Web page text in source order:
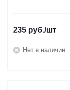
235 руб./шт
Нет в наличии